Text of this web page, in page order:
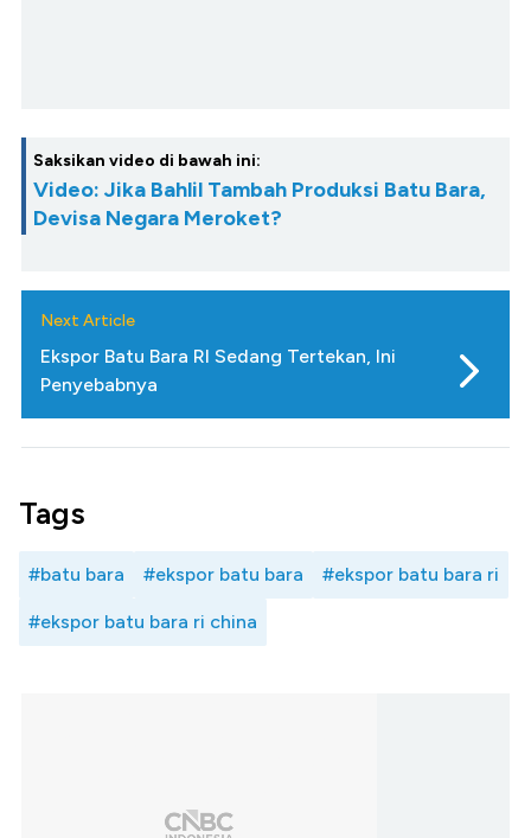
Saksikan video di bawah ini:
Video: Jika Bahlil Tambah Produksi Batu Bara,
Devisa Negara Meroket?
Next Article
Ekspor Batu Bara RI Sedang Tertekan, Ini
Penyebabnya
Tags
#batu bara #ekspor batu bara #ekspor batu bara ri
#ekspor batu bara ri china